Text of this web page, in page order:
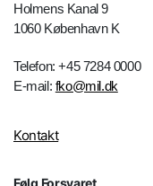
Holmens Kanal 9
1060 København K
Telefon: +45 7284 0000
E-mail: fko@mil.dk
Kontakt
Følg Forsvaret